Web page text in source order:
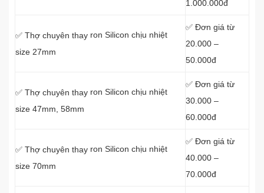
1.000.000đ
✅ Thợ chuyên thay ron Silicon chịu nhiệt
size 27mm
✅ Đơn giá từ
20.000 –
50.000đ
✅ Thợ chuyên thay ron Silicon chịu nhiệt
size 47mm, 58mm
✅ Đơn giá từ
30.000 –
60.000đ
✅ Thợ chuyên thay ron Silicon chịu nhiệt
size 70mm
✅ Đơn giá từ
40.000 –
70.000đ